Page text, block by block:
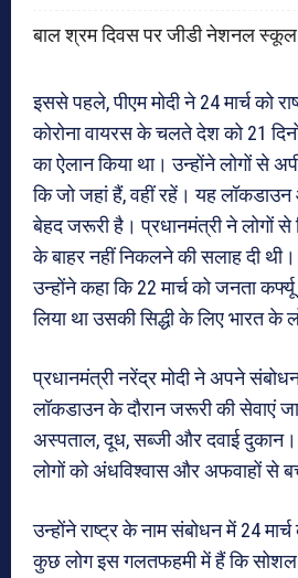
बाल श्रम दिवस पर जीडी नेशनल
इससे पहले, पीएम मोदी ने 24 मार्च को
कोरोना वायरस के चलते देश को 21
का ऐलान किया था। उन्होंने लोगों से
कि जो जहां हैं, वहीं रहें। यह
बेहद जरूरी है। प्रधानमंत्री ने लोगों से
के बाहर नहीं निकलने की सलाह दी
उन्होंने कहा कि 22 मार्च को जनता
लिया था उसकी सिद्धी के लिए भारत के
प्रधानमंत्री नरेंद्र मोदी ने अपने
लॉकडाउन के दौरान जरूरी की सेवाएं
अस्पताल, दूध, सब्जी और दवाई दुकान।
लोगों को अंधविश्वास और अफवाहों से
उन्होंने राष्ट्र के नाम संबोधन में 24
कुछ लोग इस गलतफहमी में हैं कि सोशल